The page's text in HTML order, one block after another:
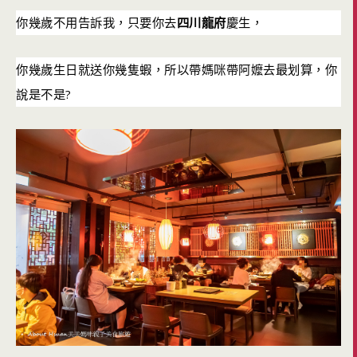
你幾歲不用告訴我，只要你去四川龍府慶生，
你幾歲生日就送你幾隻蝦，所以帶媽咪帶阿嬤去最划算，你
說是不是?